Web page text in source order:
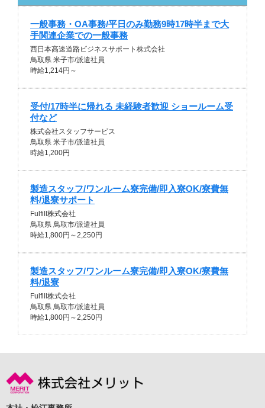
一般事務・OA事務/平日のみ勤務9時17時半まで大
手関連企業での一般事務
西日本高速道路ビジネスサポート株式会社
鳥取県 米子市/派遣社員
時給1,214円～
受付/17時半に帰れる 未経験者歓迎 ショールーム受
付など
株式会社スタッフサービス
鳥取県 米子市/派遣社員
時給1,200円
製造スタッフ/ワンルーム寮完備/即入寮OK/寮費無
料/退寮サポート
Fulfill株式会社
鳥取県 鳥取市/派遣社員
時給1,800円～2,250円
製造スタッフ/ワンルーム寮完備/即入寮OK/寮費無
料/退寮
Fulfill株式会社
鳥取県 鳥取市/派遣社員
時給1,800円～2,250円